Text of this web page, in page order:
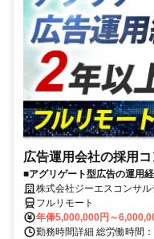
広告運用会社の採用
■アグリゲート型広告の運用
株式会社ジーエスコンサル
フルリモート
年俸5,000,000円～
勤務時間詳細 総労働時間